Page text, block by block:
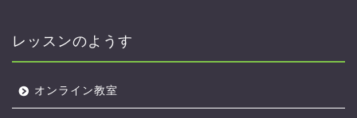
レッスンのようす
オンライン教室